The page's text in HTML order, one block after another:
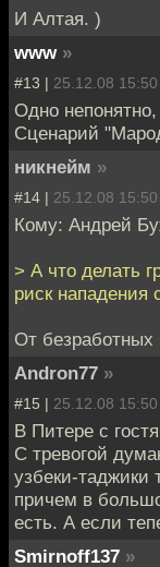
И Алтая. )
www »
#13 | 25.12.08 15:50
Одно непонятно,
Сценарий
никнейм »
#14 | 25.12.08 15:50
Кому: Андрей
> А что делать
риск нападения
От безработных
Andron77 »
#15 | 25.12.08 15:50
В Питере с
С тревогой
узбеки-таджики
причем в
есть. А если
Smirnoff137 »